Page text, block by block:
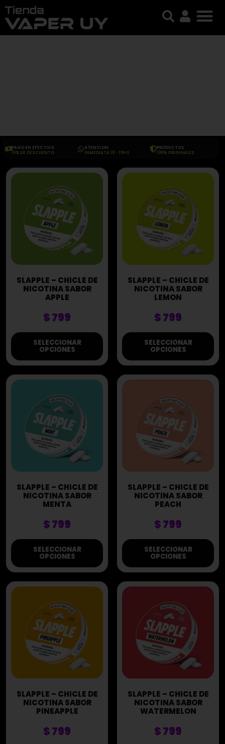
PAGO EN EFECTIVO
10% DE DESCUENTO
ATENCION
INMEDIATA 10 - 19HS
PRODUCTOS
100% ORIGINALES
SLAPPLE – CHICLE DE
NICOTINA SABOR
APPLE
$799
SELECCIONAR
OPCIONES
SLAPPLE – CHICLE DE
NICOTINA SABOR
LEMON
$799
SELECCIONAR
OPCIONES
SLAPPLE – CHICLE DE
NICOTINA SABOR
MENTA
$799
SELECCIONAR
OPCIONES
SLAPPLE – CHICLE DE
NICOTINA SABOR
PEACH
$799
SELECCIONAR
OPCIONES
SLAPPLE – CHICLE DE
NICOTINA SABOR
PINEAPPLE
$799
SLAPPLE – CHICLE DE
NICOTINA SABOR
WATERMELON
$799